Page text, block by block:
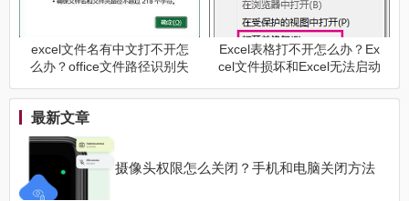
excel文件名有中文打不开怎
么办？office文件路径识别失
Excel表格打不开怎么办？Ex
cel文件损坏和Excel无法启动
最新文章
摄像头权限怎么关闭？手机和电脑关闭方法